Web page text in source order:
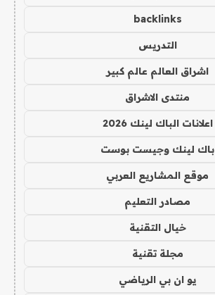
backlinks
التدريس
اشراق العالم عالم كبير
منتدى الاشراق
اعلانات الباك لينك 2026
باك لينك وجيست بوست
موقع المشاريع العربي
مصادر التعليم
خيال التقنية
مجلة تقنية
يو ان بي الرياضي